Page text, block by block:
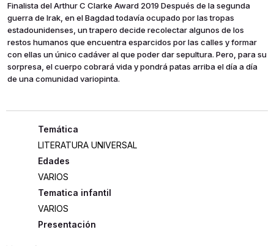
Finalista del Arthur C Clarke Award 2019 Después de la segunda
guerra de Irak, en el Bagdad todavía ocupado por las tropas
estadounidenses, un trapero decide recolectar algunos de los
restos humanos que encuentra esparcidos por las calles y formar
con ellas un único cadáver al que poder dar sepultura. Pero, para su
sorpresa, el cuerpo cobrará vida y pondrá patas arriba el día a día
de una comunidad variopinta.
LITERATURA UNIVERSAL
Edades
VARIOS
Tematica infantil
VARIOS
Presentación